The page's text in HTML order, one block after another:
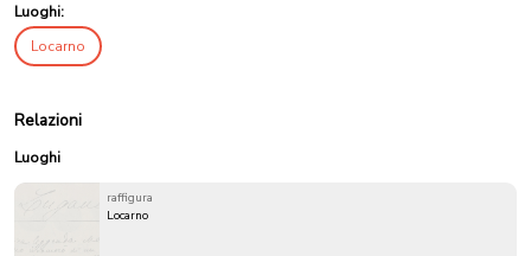
Luoghi:
Locarno
Relazioni
Luoghi
raffigura
Locarno